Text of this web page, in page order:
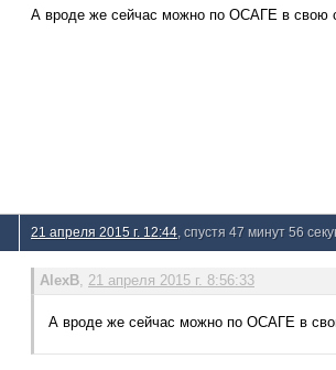
РОСГОССТРАХ. Здесь
А вроде же сейчас можно по ОСАГЕ в свою
21 апреля 2015 г. 12:44 , спустя 47 минут 56
AlexB, 21 апреля 2015 г. 8:56:33
А вроде же сейчас можно по ОСАГЕ в